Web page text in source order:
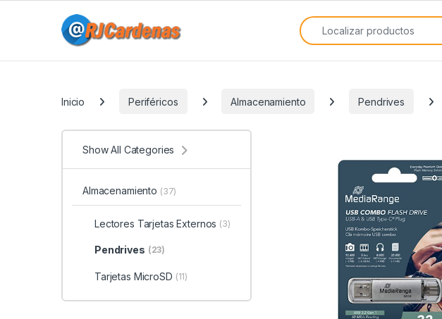
Search for:
Inicio Periféricos Almacenamiento Pendrives
Show All Categories
Almacenamiento (37)
Lectores Tarjetas Externos (3)
Pendrives (23)
Tarjetas MicroSD (11)